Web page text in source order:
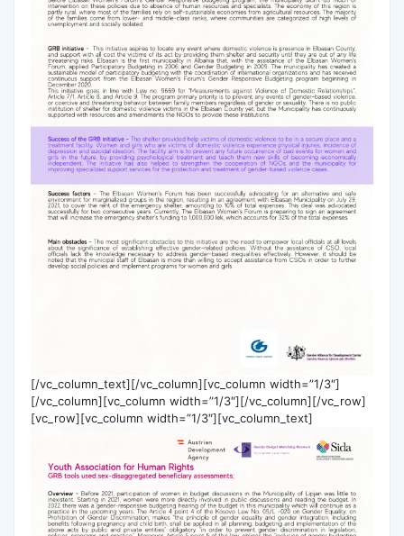
[/vc_column_text][/vc_column][vc_column width=”1/3″]
[/vc_column][vc_column width=”1/3″][/vc_column][/vc_row]
[vc_row][vc_column width=”1/3″][vc_column_text]